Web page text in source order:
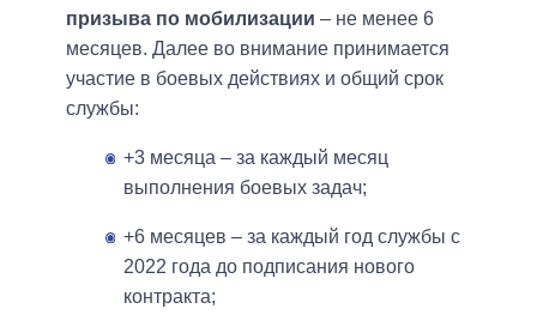
призыва по мобилизации – не менее 6
месяцев. Далее во внимание принимается
участие в боевых действиях и общий срок
службы:
+3 месяца – за каждый месяц
выполнения боевых задач;
+6 месяцев – за каждый год службы с
2022 года до подписания нового
контракта;